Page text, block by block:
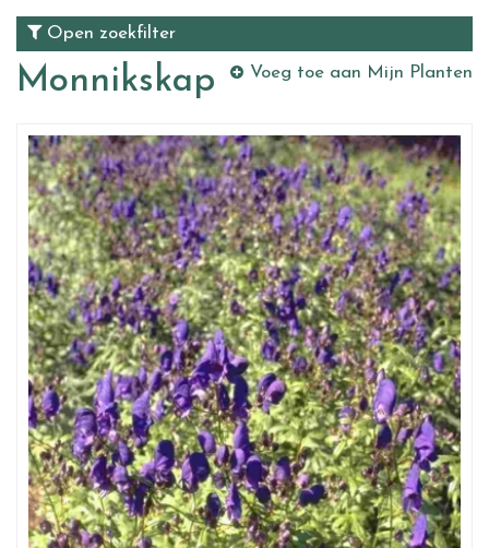
Open zoekfilter
Monnikskap Voeg toe aan Mijn Planten